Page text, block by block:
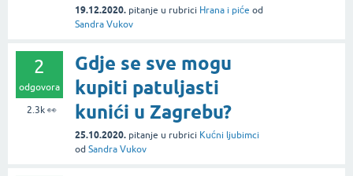
19.12.2020. pitanje u rubrici Hrana i piće od
Sandra Vukov
2
odgovora
2.3k👀
Gdje se sve mogu
kupiti patuljasti
kunići u Zagrebu?
25.10.2020. pitanje u rubrici Kućni ljubimci
od Sandra Vukov